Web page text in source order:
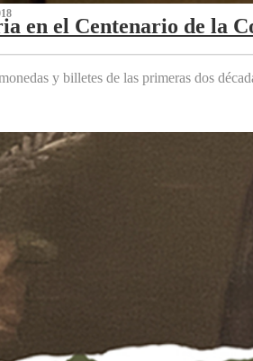
en el Centenario de la
y billetes de las primeras dos